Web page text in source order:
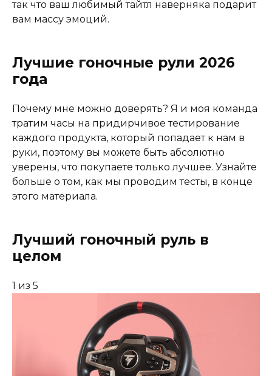
так что ваш любимый тайтл наверняка подарит
вам массу эмоций.
Лучшие гоночные рули 2026
года
Почему мне можно доверять? Я и моя команда
тратим часы на придирчивое тестирование
каждого продукта, который попадает к нам в
руки, поэтому вы можете быть абсолютно
уверены, что покупаете только лучшее. Узнайте
больше о том, как мы проводим тесты, в конце
этого материала.
Лучший гоночный руль в
целом
1 из 5